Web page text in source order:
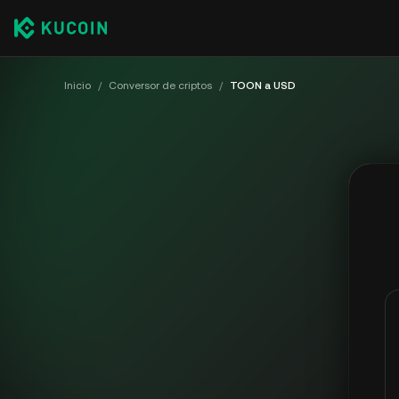
Inicio / Conversor de criptos / TOON a USD